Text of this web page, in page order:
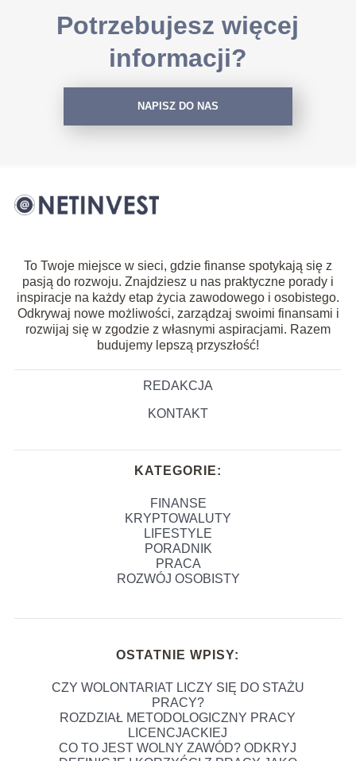
Potrzebujesz więcej
informacji?
NAPISZ DO NAS
To Twoje miejsce w sieci, gdzie finanse spotykają się z
pasją do rozwoju. Znajdziesz u nas praktyczne porady i
inspiracje na każdy etap życia zawodowego i osobistego.
Odkrywaj nowe możliwości, zarządzaj swoimi finansami i
rozwijaj się w zgodzie z własnymi aspiracjami. Razem
budujemy lepszą przyszłość!
REDAKCJA
KONTAKT
KATEGORIE:
FINANSE
KRYPTOWALUTY
LIFESTYLE
PORADNIK
PRACA
ROZWÓJ OSOBISTY
OSTATNIE WPISY:
CZY WOLONTARIAT LICZY SIĘ DO STAŻU
PRACY?
ROZDZIAŁ METODOLOGICZNY PRACY
LICENCJACKIEJ
CO TO JEST WOLNY ZAWÓD? ODKRYJ